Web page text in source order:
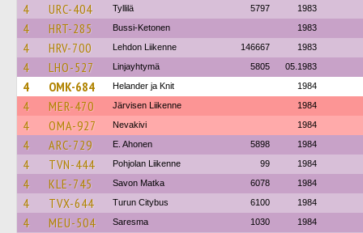
4 URC-404 Tyllilä 5797 1983
4 HRT-285 Bussi-Ketonen 1983
4 HRV-700 Lehdon Liikenne 146667 1983
4 LHO-527 Linjayhtymä 5805 05.1983
4 OMK-684 Helander ja Knit 1984
4 MER-470 Järvisen Liikenne 1984
4 OMA-927 Nevakivi 1984
4 ARC-729 E. Ahonen 5898 1984
4 TVN-444 Pohjolan Liikenne 99 1984
4 KLE-745 Savon Matka 6078 1984
4 TVX-644 Turun Citybus 6100 1984
4 MEU-504 Saresma 1030 1984